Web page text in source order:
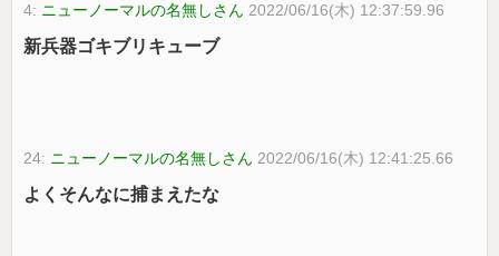
4: ニューノーマルの名無しさん 2022/06/16(木) 12:37:59.96
新兵器ゴキブリキューブ
24: ニューノーマルの名無しさん 2022/06/16(木) 12:41:25.66
よくそんなに捕まえたな